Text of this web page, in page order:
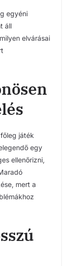
egyéni
áll
elvárásai
játék
egy
ellenőrizni,
mert a